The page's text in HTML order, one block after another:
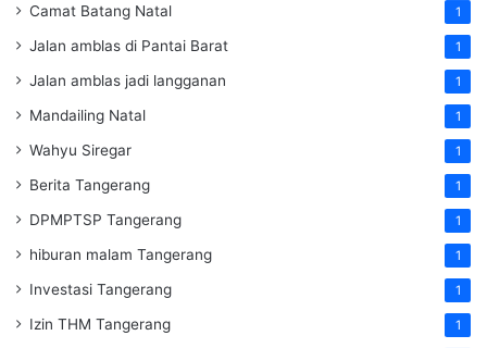
Camat Batang Natal 1
Jalan amblas di Pantai Barat 1
Jalan amblas jadi langganan 1
Mandailing Natal 1
Wahyu Siregar 1
Berita Tangerang 1
DPMPTSP Tangerang 1
hiburan malam Tangerang 1
Investasi Tangerang 1
Izin THM Tangerang 1